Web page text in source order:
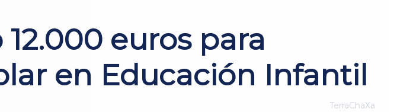
euros para
en Educación Infantil
TerraChaXa